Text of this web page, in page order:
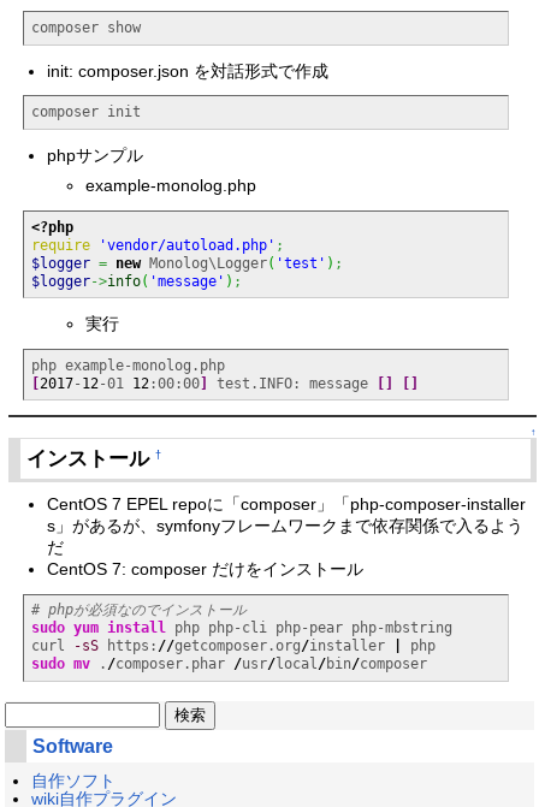
composer show
init: composer.json を対話形式で作成
composer init
phpサンプル
example-monolog.php
<?php
require
'vendor/autoload.php' ;
$logger = new Monolog\Logger( 'test' ) ;
$logger->info( 'message' ) ;
実行
php example-monolog.php
[2017- 12-01 12:00:00] test.INFO: message [] []
↑
インストール†
CentOS 7 EPEL repoに「composer」「php-composer-installer
s」があるが、symfonyフレームワークまで依存関係で入るよう
だ
CentOS 7: composer だけをインストール
# phpが必須なのでインストール
sudo yum install php php-cli php-pear php-mbstring
curl
-sS https: //getcomposer.org/installer
php
sudo mv . /composer.phar /usr/local/bin/composer
Software
自作ソフト
wiki自作プラグイン